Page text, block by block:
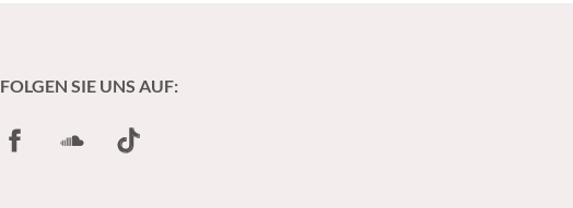
FOLGEN SIE UNS AUF:
FacebookSoundCloud
TikTok